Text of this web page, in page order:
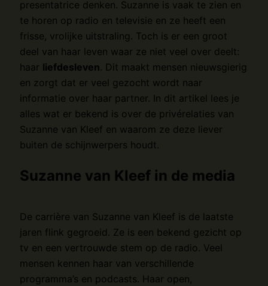
presentatrice denken. Suzanne is vaak te zien en
te horen op radio en televisie en ze heeft een
frisse, vrolijke uitstraling. Toch is er een groot
deel van haar leven waar ze niet veel over deelt:
haar liefdesleven. Dit maakt mensen nieuwsgierig
en zorgt dat er veel gezocht wordt naar
informatie over haar partner. In dit artikel lees je
alles wat er bekend is over de privérelaties van
Suzanne van Kleef en waarom ze deze liever
buiten de schijnwerpers houdt.
Suzanne van Kleef in de media
De carrière van Suzanne van Kleef is de laatste
jaren flink gegroeid. Ze is een bekend gezicht op
tv en een vertrouwde stem op de radio. Veel
mensen kennen haar van verschillende
programma’s en podcasts. Haar open,